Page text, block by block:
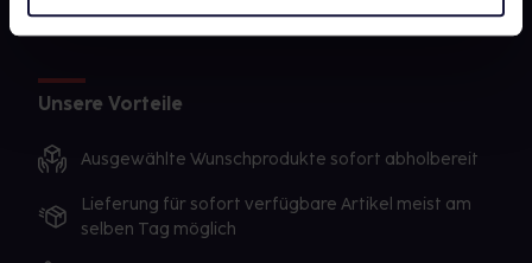
Unsere Vorteile
Ausgewählte Wunschprodukte sofort abholbereit
Lieferung für sofort verfügbare Artikel meist am
selben Tag möglich